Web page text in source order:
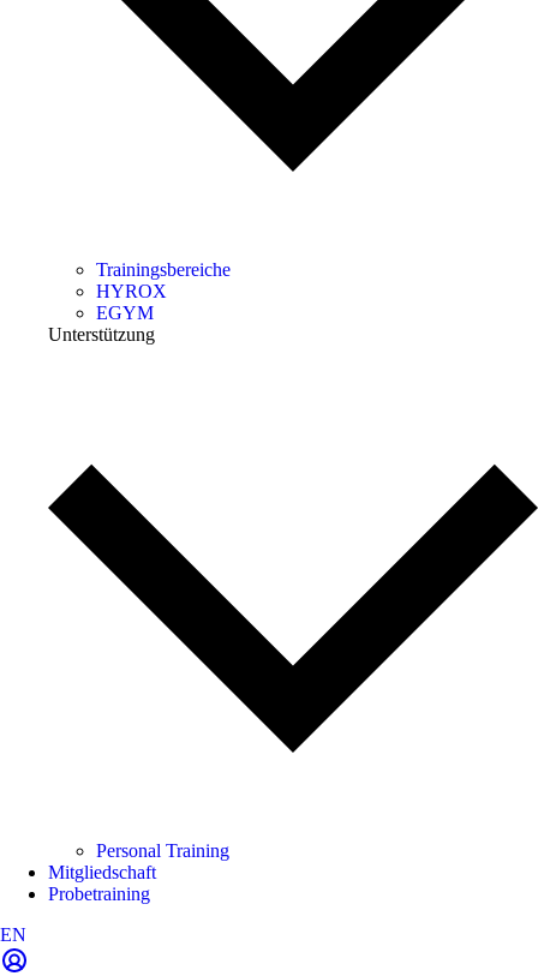
Trainingsbereiche
HYROX
EGYM
Unterstützung
Personal Training
Mitgliedschaft
Probetraining
EN